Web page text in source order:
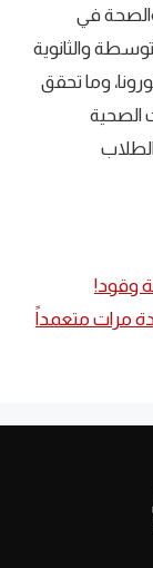
والصحة في
والثانوية
وما تحقق
الصحية
وقود!
مرات متعمداً